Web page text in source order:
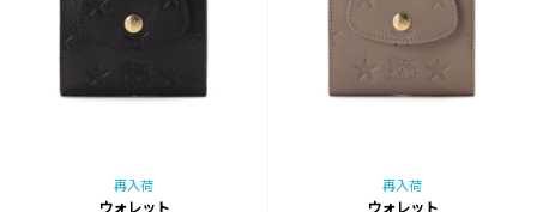
再入荷
ウォレット
再入荷
ウォレット